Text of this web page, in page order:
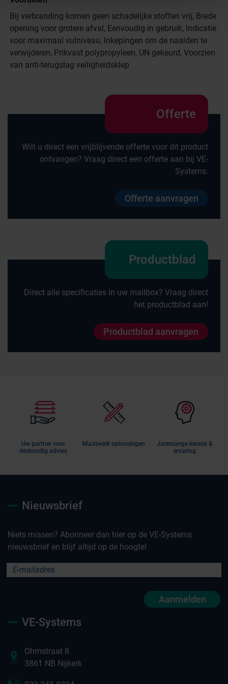
Bij verbranding komen geen schadelijke stoffen vrij, Brede
opening voor grotere afval, Eenvoudig in gebruik, Indicatie
voor maximaal vulniveau, Inkepingen om de naalden te
verwijderen, Prikvast polypropyleen, UN gekeurd, Voorzien
van anti-terugslag veiligheidsklep
Offerte
Wilt u direct een vrijblijvende offerte voor dit product
ontvangen? Vraag direct een offerte aan bij VE-
Systems.
Offerte aanvragen
Productblad
Direct alle specificaties in uw mailbox? Vraag direct
het productblad aan!
Productblad aanvragen
Uw partner voor
deskundig advies
Maatwerk oplossingen
Jarenlange kennis &
ervaring
Nieuwsbrief
Niets missen? Abonneer dan hier op de VE-Systems
nieuwsbrief en blijf altijd op de hoogte!
Aanmelden
VE-Systems
Ohmstraat 8
3861 NB Nijkerk